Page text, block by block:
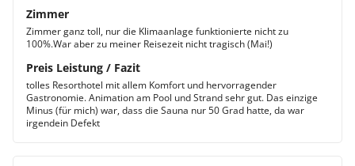
Zimmer
Zimmer ganz toll, nur die Klimaanlage funktionierte nicht zu
100%.War aber zu meiner Reisezeit nicht tragisch (Mai!)
Preis Leistung / Fazit
tolles Resorthotel mit allem Komfort und hervorragender
Gastronomie. Animation am Pool und Strand sehr gut. Das einzige
Minus (für mich) war, dass die Sauna nur 50 Grad hatte, da war
irgendein Defekt